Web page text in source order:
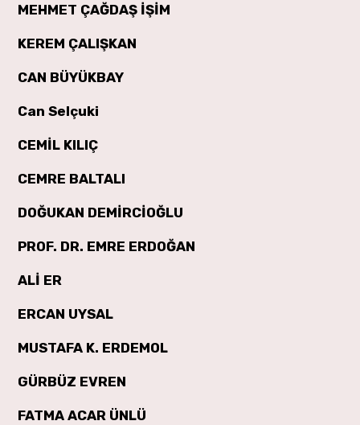
MEHMET ÇAĞDAŞ İŞİM
KEREM ÇALIŞKAN
CAN BÜYÜKBAY
Can Selçuki
CEMİL KILIÇ
CEMRE BALTALI
DOĞUKAN DEMİRCİOĞLU
PROF. DR. EMRE ERDOĞAN
ALİ ER
ERCAN UYSAL
MUSTAFA K. ERDEMOL
GÜRBÜZ EVREN
FATMA ACAR ÜNLÜ